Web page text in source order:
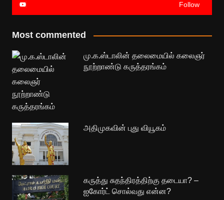
Follow
Most commented
மு.க.ஸ்டாலின் தலைமையில் கலைஞர்
நூற்றாண்டு கருத்தரங்கம்
அதிமுகவின் புது வியூகம்
கருத்து சுதந்திரத்திற்கு தடையா? –
ஐகோர்ட் சொல்வது என்ன?